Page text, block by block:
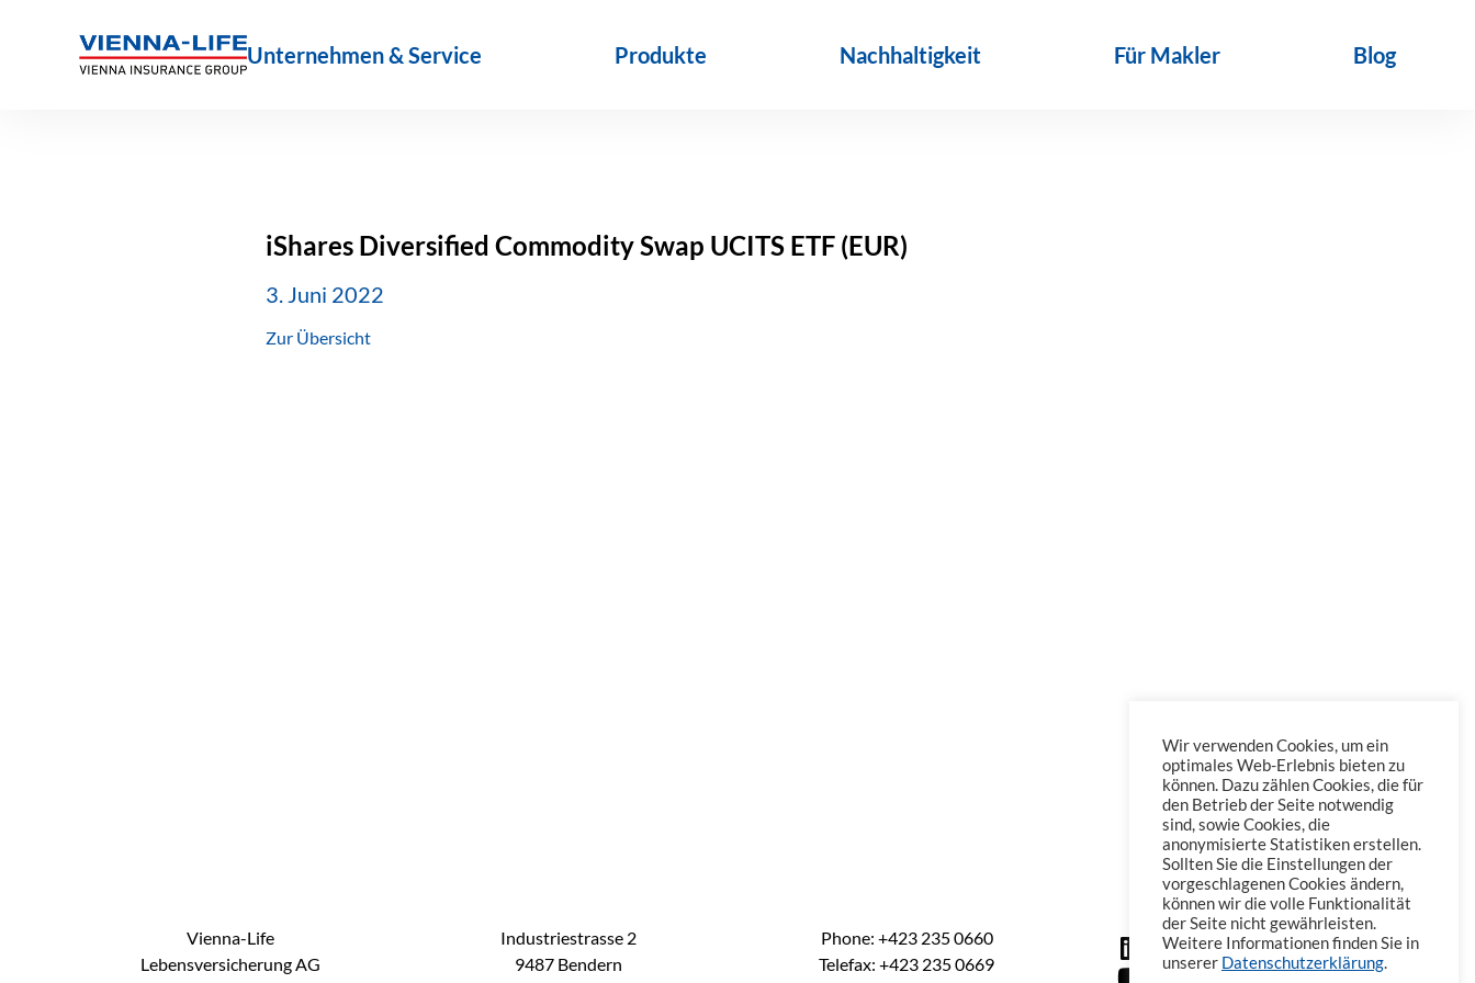
Unternehmen & Service Produkte Nachhaltigkeit Für Makler Blog
iShares Diversified Commodity Swap UCITS ETF (EUR)
3. Juni 2022
Zur Übersicht
Vienna-Life
Lebensversicherung AG
Industriestrasse 2
9487 Bendern
Phone: +423 235 0660
Telefax: +423 235 0669
Wir verwenden Cookies, um ein
optimales Web-Erlebnis bieten zu
können. Dazu zählen Cookies, die für
den Betrieb der Seite notwendig
sind, sowie Cookies, die
anonymisierte Statistiken erstellen.
Sollten Sie die Einstellungen der
vorgeschlagenen Cookies ändern,
können wir die volle Funktionalität
der Seite nicht gewährleisten.
Weitere Informationen finden Sie in
unserer Datenschutzerklärung.